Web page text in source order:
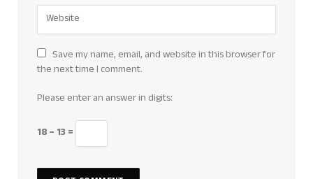
Save my name, email, and website in this browser for
the next time I comment.
Please enter an answer in digits:
18 − 13 =